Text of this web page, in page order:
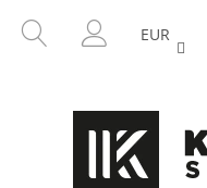
HĽADAŤ
EUR
SPÄŤ
SPÄŤ